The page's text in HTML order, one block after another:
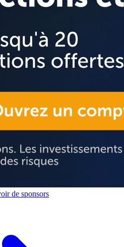
de sponsors